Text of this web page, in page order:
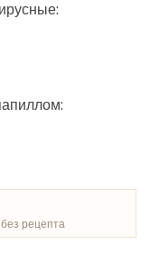
рецепта